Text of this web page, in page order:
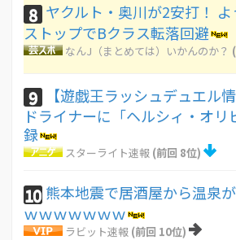
8 ヤクルト・奥川が2安打！
ストップでBクラス転落回避
なんJ（まとめては）いかんのか？
9
【遊戯王ラッシュデュエル
ドライナーに「ヘルシィ・オリ
録
スターライト速報 (前回 8位)
10 熊本地震で居酒屋から温泉
ｗｗｗｗｗｗｗ
ラビット速報 (前回 10位)